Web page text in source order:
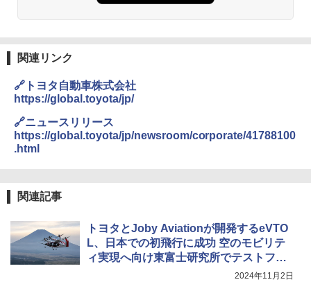
関連リンク
🔗トヨタ自動車株式会社
https://global.toyota/jp/
🔗ニュースリリース
https://global.toyota/jp/newsroom/corporate/41788100
.html
関連記事
トヨタとJoby Aviationが開発するeVTO
L、日本での初飛行に成功 空のモビリテ
ィ実現へ向け東富士研究所でテストフラ
2024年11月2日